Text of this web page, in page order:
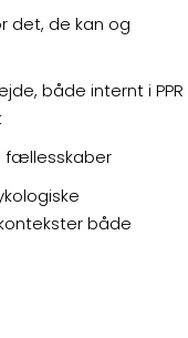
det, de kan og
både internt i PPR
fællesskaber
både